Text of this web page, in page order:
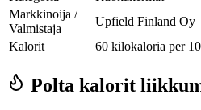
Markkinoija /
Valmistaja
Upfield Finland Oy
Kalorit
60 kilokaloria per
Polta kalorit